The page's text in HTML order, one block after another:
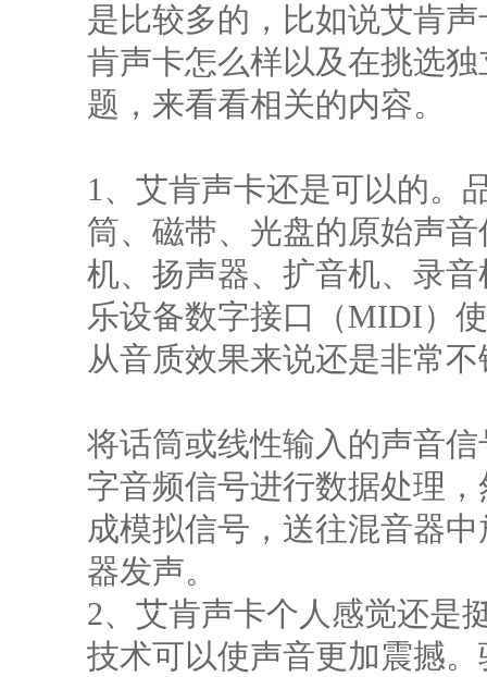
是比较多的，比如说艾肯
肯声卡怎么样以及在挑选
题，来看看相关的内容。
1、艾肯声卡还是可以的。
筒、磁带、光盘的原始声
机、扬声器、扩音机、录
乐设备数字接口（MIDI）
从音质效果来说还是非常
将话筒或线性输入的声音
字音频信号进行数据处理
成模拟信号，送往混音器
器发声。
2、艾肯声卡个人感觉还是
技术可以使声音更加震撼